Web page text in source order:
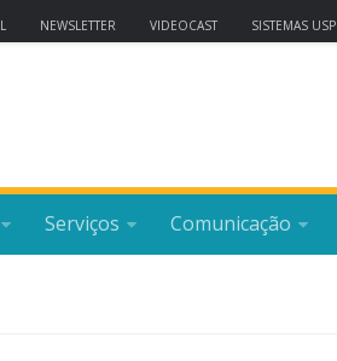
NEWSLETTER VIDEOCAST SISTEMAS USP
Serviços Comunicação